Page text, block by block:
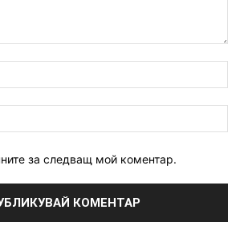
за следващ мой коментар.